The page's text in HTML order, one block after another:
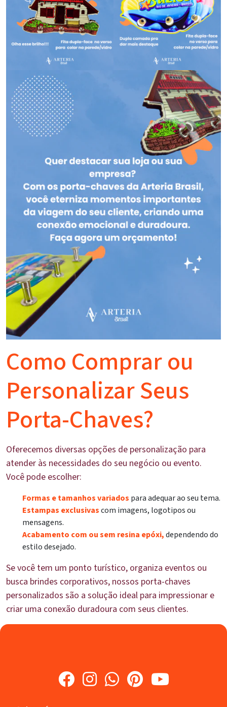
Como Comprar ou
Personalizar Seus
Porta-Chaves?
Oferecemos diversas opções de personalização para
atender às necessidades do seu negócio ou evento.
Você pode escolher:
Formas e tamanhos variados para adequar ao seu tema.
Estampas exclusivascom imagens, logotipos ou
mensagens.
Acabamento com ou sem resina epóxi,dependendo do
estilo desejado.
Se você tem um ponto turístico, organiza eventos ou
busca brindes corporativos, nossos porta-chaves
personalizados são a solução ideal para impressionar e
criar uma conexão duradoura com seus clientes.